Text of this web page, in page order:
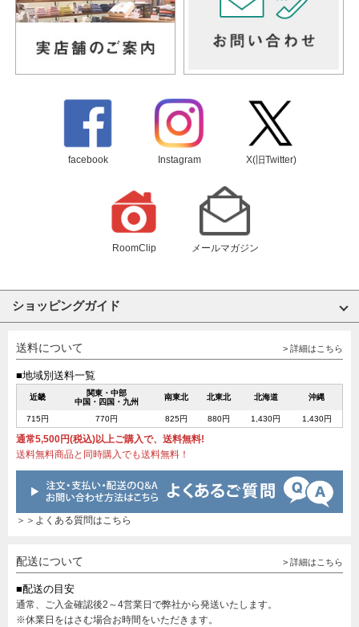
facebook Instagram X(旧Twitter)
RoomClip メールマガジン
ショッピングガイド
送料について > 詳細はこちら
■地域別送料一覧
近畿
関東・中部
中国・四国・九州
南東北 北東北 北海道 沖縄
715円 770円 825円 880円 1,430円 1,430円
通常5,500円(税込)以上ご購入で、送料無料!
送料無料商品と同時購入でも送料無料！
＞＞よくある質問はこちら
配送について > 詳細はこちら
■配送の目安
通常、ご入金確認後2～4営業日で弊社から発送いたします。
※休業日をはさむ場合お時間をいただきます。